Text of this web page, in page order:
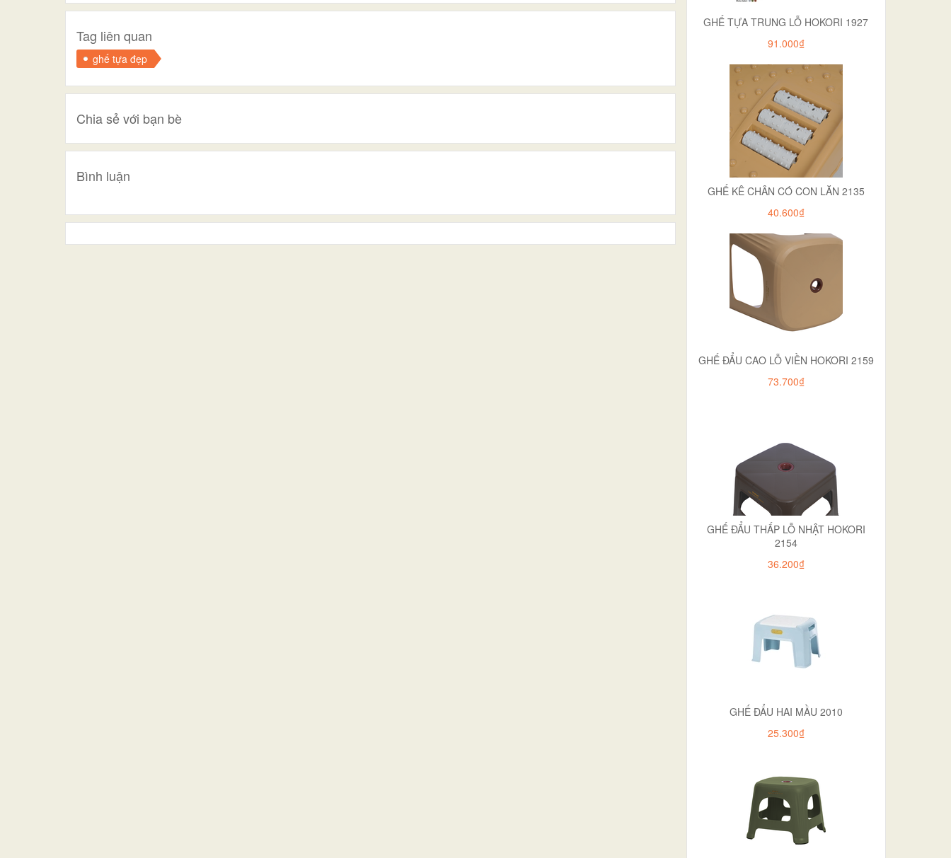
Tag liên quan
ghế tựa đẹp
Chia sẻ với bạn bè
Bình luận
GHẾ TỰA TRUNG LỖ HOKORI 1927
91.000₫
GHẾ KÊ CHÂN CÓ CON LĂN 2135
40.600₫
GHẾ ĐẨU CAO LỖ VIỀN HOKORI 2159
73.700₫
GHẾ ĐẨU THẤP LỖ NHẬT HOKORI
2154
36.200₫
GHẾ ĐẨU HAI MẦU 2010
25.300₫